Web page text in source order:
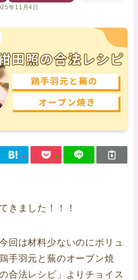
年11月4日
きました！！！
回は材料少ないのにボリュ
手羽元と蕪のオーブン焼
合法レシピ」よりチョイス